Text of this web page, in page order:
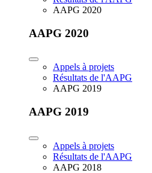
AAPG 2020
AAPG 2020
Appels à projets
Résultats de l'AAPG
AAPG 2019
AAPG 2019
Appels à projets
Résultats de l'AAPG
AAPG 2018